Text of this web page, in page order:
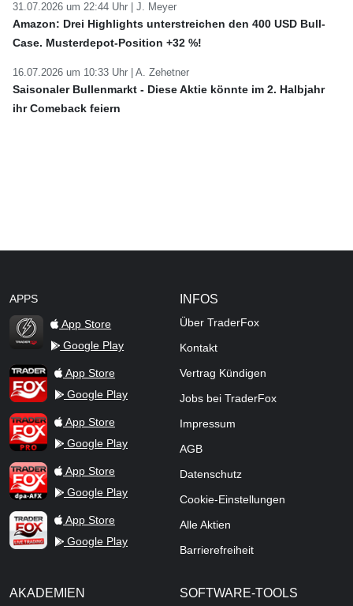
31.07.2026 um 22:44 Uhr | J. Meyer
Amazon: Drei Highlights unterstreichen den 400 USD Bull-
Case. Musterdepot-Position +32 %!
16.07.2026 um 10:33 Uhr | A. Zehetner
Saisonaler Bullenmarkt - Diese Aktie könnte im 2. Halbjahr
ihr Comeback feiern
APPS
TraderFox Flash
App Store
Google Play
TraderFox AppApp Store
Google Play
TraderFox ProApp Store
Google Play
TraderFox dpa-AFX ProFeed
App Store
Google Play
TraderFox Live Trading
App Store
Google Play
INFOS
Über TraderFox
Kontakt
Vertrag Kündigen
Jobs bei TraderFox
Impressum
AGB
Datenschutz
Cookie-Einstellungen
Alle Aktien
Barrierefreiheit
AKADEMIEN SOFTWARE-TOOLS